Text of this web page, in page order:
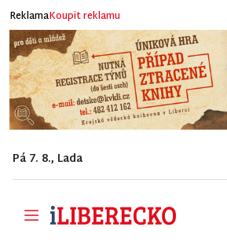
ReklamaKoupit reklamu
Pá 7. 8., Lada